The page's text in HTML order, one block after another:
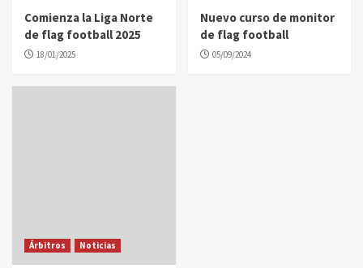
Comienza la Liga Norte
de flag football 2025
18/01/2025
Nuevo curso de monitor
de flag football
05/09/2024
Árbitros Noticias